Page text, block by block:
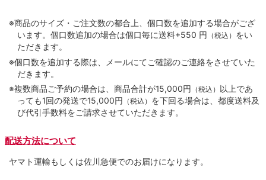
※商品のサイズ・ご注文数の都合上、個口数を追加する場合がござ
います。個口数追加の場合は個口毎に送料+550 円 （税込） をい
ただきます。
※個口数を追加する際は、メールにてご確認のご連絡をさせていた
だきます。
※複数商品ご予約の場合は、商品合計が15,000円 （税込） 以上であ
っても1回の発送で15,000円 （税込） を下回る場合は、都度送料及
び代引手数料をご請求させていただきます。
配送方法について
ヤマト運輸もしくは佐川急便でのお届けになります。